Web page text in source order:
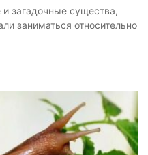
загадочные существа,
заниматься относительно